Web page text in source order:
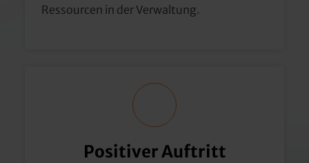
Ressourcen in der Verwaltung.
Positiver Auftritt